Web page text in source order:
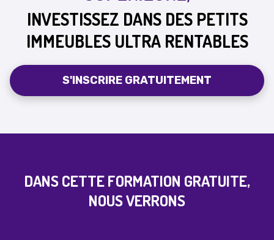
INVESTISSEZ DANS DES PETITS
IMMEUBLES ULTRA RENTABLES
S'INSCRIRE GRATUITEMENT
DANS CETTE FORMATION GRATUITE,
NOUS VERRONS